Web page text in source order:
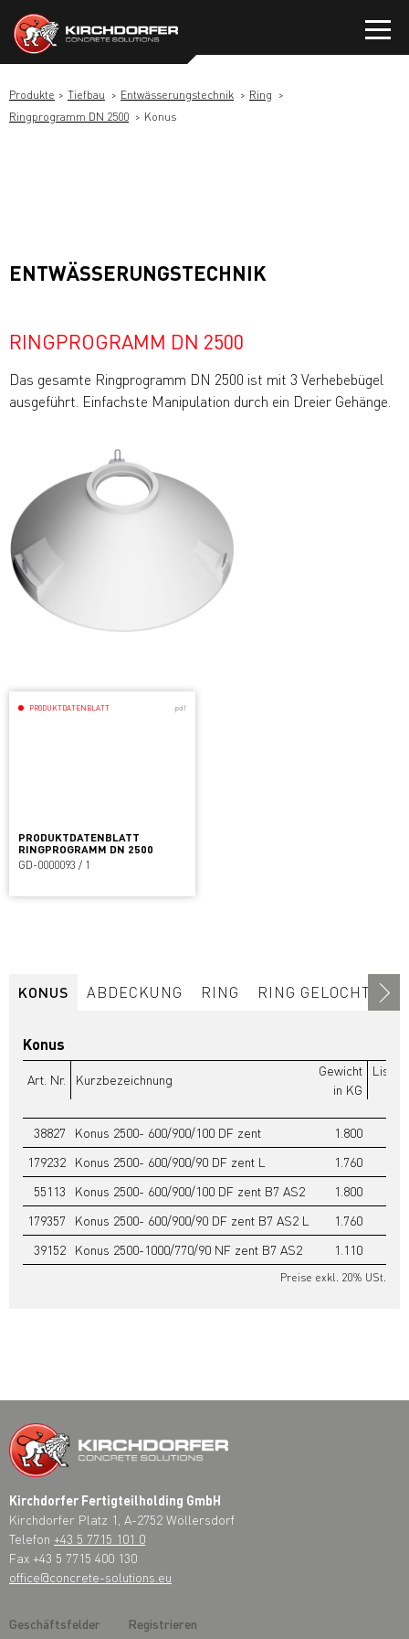
Inhalt
springen
Produkte Tiefbau Entwässerungstechnik
Ring
Ringprogramm DN 2500
Konus
ENTWÄSSERUNGSTECHNIK
RINGPROGRAMM DN 2500
Das gesamte Ringprogramm DN 2500 ist mit 3 Verhebebügel
ausgeführt. Einfachste Manipulation durch ein Dreier Gehänge.
PRODUKTDATENBLATT .pdf
PRODUKTDATENBLATT
RINGPROGRAMM DN 2500
GD-0000093 / 1
KONUS ABDECKUNG RING RING GELOCHT
Konus
Art. Nr. Kurzbezeichnung
Gewicht
in KG
38827 Konus 2500- 600/900/100 DF zent 1.800
179232
Konus 2500- 600/900/90 DF zent L 1.760
55113
Konus 2500- 600/900/100 DF zent B7 AS2 1.800
179357
Konus 2500- 600/900/90 DF zent B7 AS2 L 1.760
39152
Konus 2500-1000/770/90 NF zent B7 AS2 1.110
Preise exkl. 20% USt.
Kirchdorfer Fertigteilholding GmbH
Kirchdorfer Platz 1, A-2752 Wöllersdorf
Telefon +43 5 7715 101 0
Fax +43 5 7715 400 130
office@concrete-solutions.eu
Geschäftsfelder
Registrieren